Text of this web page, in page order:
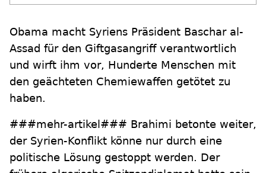
Obama macht Syriens Präsident Baschar al-
Assad für den Giftgasangriff verantwortlich
und wirft ihm vor, Hunderte Menschen mit
den geächteten Chemiewaffen getötet zu
haben.
###mehr-artikel### Brahimi betonte weiter,
der Syrien-Konflikt könne nur durch eine
politische Lösung gestoppt werden. Der